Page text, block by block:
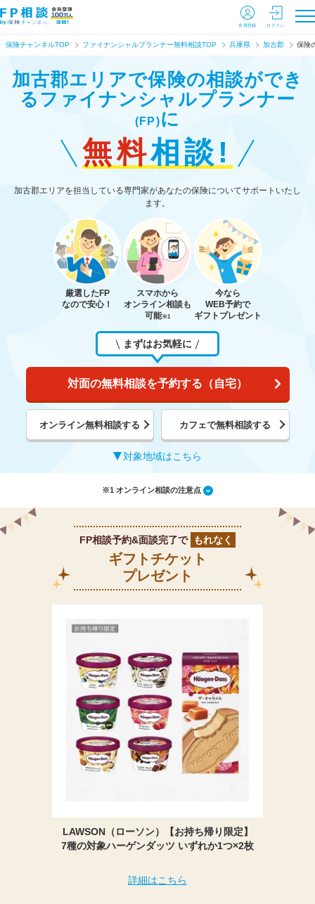
会員登録 ログイン
保険チャンネルTOP ファイナンシャルプランナー無料相談TOP 兵庫県 加古郡 保険
加古郡エリアで保険の相談ができ
る ファイナンシャルプランナー
(FP)に
無料相談!
加古郡エリアを担当している専門家があなたの保険についてサポートいたし
ます。
厳選したFP
なので安心！
スマホから
オンライン相談も
可能※1
今なら
WEB予約で
ギフトプレゼント
まずはお気軽に
対面の無料相談を予約する（自宅）
オンライン無料相談する カフェで無料相談する
対象地域はこちら
※1 オンライン相談の注意点
FP相談予約&面談完了で もれなく
ギフトチケット
プレゼント
LAWSON（ローソン）【お持ち帰り限定】
7種の対象ハーゲンダッツ いずれか1つ×2枚
詳細はこちら